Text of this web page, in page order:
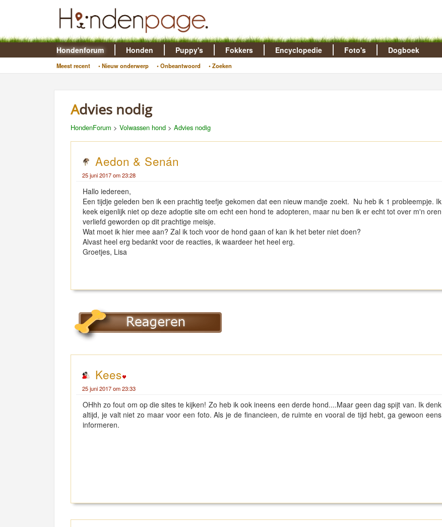
Hondenforum
Meest recent • Nieuw onderwerp • Onbeantwoord • Zoeken
Honden Puppy's Fokkers Encyclopedie Foto's Dogboek
Advies nodig
HondenForum > Volwassen hond > Advies nodig
Aedon & Senán
25 juni 2017 om 23:28
Hallo iedereen,
Een tijdje geleden ben ik een prachtig teefje gekomen dat een nieuw mandje zoekt. Nu heb ik 1 probleempje. Ik
keek eigenlijk niet op deze adoptie site om echt een hond te adopteren, maar nu ben ik er echt tot over m'n oren
verliefd geworden op dit prachtige meisje.
Wat moet ik hier mee aan? Zal ik toch voor de hond gaan of kan ik het beter niet doen?
Alvast heel erg bedankt voor de reacties, ik waardeer het heel erg.
Groetjes, Lisa
Kees
25 juni 2017 om 23:33
OHhh zo fout om op die sites te kijken! Zo heb ik ook ineens een derde hond....Maar geen dag spijt van. Ik denk
altijd, je valt niet zo maar voor een foto. Als je de financieen, de ruimte en vooral de tijd hebt, ga gewoon eens
informeren.